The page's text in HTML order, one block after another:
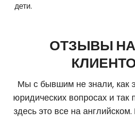
дети.
ОТЗЫВЫ
Мы с бывшим не знали, как
юридических вопросах и
здесь это все на